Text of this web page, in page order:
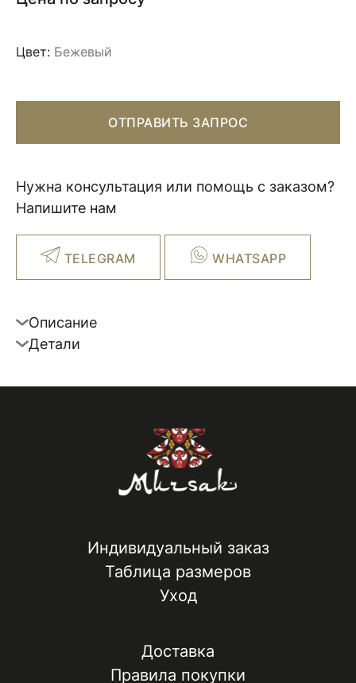
Цвет: Бежевый
ОТПРАВИТЬ ЗАПРОС
Нужна консультация или помощь с заказом?
Напишите нам
TELEGRAM WHATSAPP
Описание
Детали
Индивидуальный заказ
Таблица размеров
Уход
Доставка
Правила покупки